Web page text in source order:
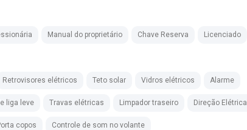
Manual do proprietário Chave Reserva Licenciado
Retrovisores elétricos Teto solar Vidros elétricos Alarme
liga leve Travas elétricas Limpador traseiro Direção Elétrica
copos Controle de som no volante